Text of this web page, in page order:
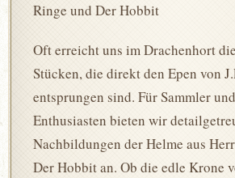
Ringe und Der Hobbit
Oft erreicht uns im Drachenhort
Stücken, die direkt den Epen von
entsprungen sind. Für Sammler
Enthusiasten bieten wir
Nachbildungen der Helme aus
Der Hobbit an. Ob die edle Krone